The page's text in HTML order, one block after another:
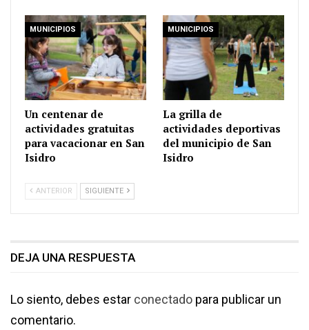
MUNICIPIOS
Un centenar de
actividades gratuitas
para vacacionar en San
Isidro
MUNICIPIOS
La grilla de
actividades deportivas
del municipio de San
Isidro
ANTERIOR SIGUIENTE
DEJA UNA RESPUESTA
Lo siento, debes estar conectado para publicar un
comentario.